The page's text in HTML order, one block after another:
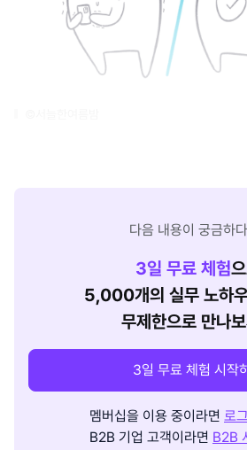
다음 내용이 궁금하
3일 무료 체험
5,000개의 실무 노하
무제한으로 만나
3일 무료 체험 시작
멤버십을 이용 중이라면 로
B2B 기업 고객이라면 B2B